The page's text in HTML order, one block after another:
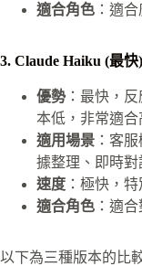
適合角色 ：適
3. Claude Haiku (最快)
優勢：最快，
本低，非常適合
適用場景 ：客
據整理、即時對
速度 ：極快，
適合角色 ：適
以下為三種版本的比